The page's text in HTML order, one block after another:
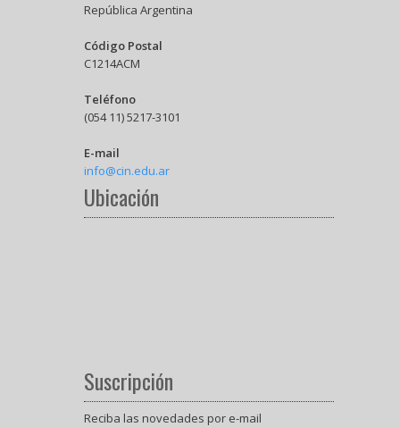
República Argentina
Código Postal
C1214ACM
Teléfono
(054 11) 5217-3101
E-mail
info@cin.edu.ar
Ubicación
Suscripción
Reciba las novedades por e-mail